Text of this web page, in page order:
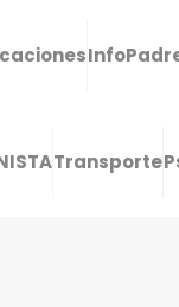
Transporte